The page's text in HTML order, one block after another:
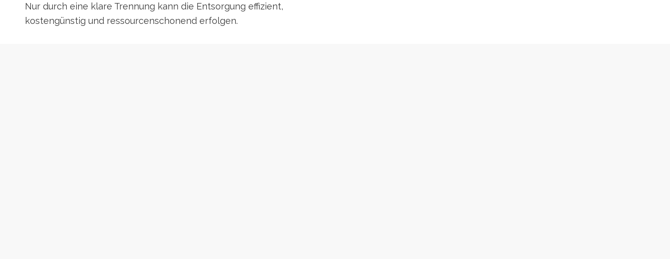
Nur durch eine klare Trennung kann die Entsorgung effizient,
kostengünstig und ressourcenschonend erfolgen.